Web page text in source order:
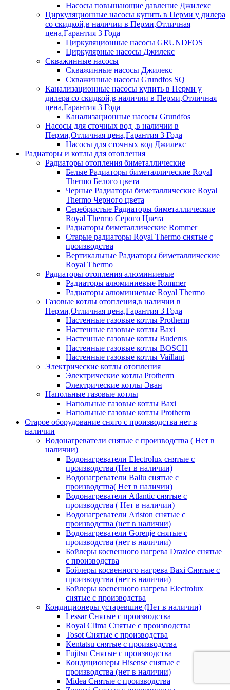
Насосы повышающие давление Джилекс
Циркуляционные насосы купить в Перми у дилера
со скидкой,в наличии в Перми,Отличная
цена,Гарантия 3 Года
Циркуляционные насосы GRUNDFOS
Циркулярные насосы Джилекс
Скважинные насосы
Скважинные насосы Джилекс
Скважинные насосы Grundfos SQ
Канализационные насосы купить в Перми у
дилера со скидкой,в наличии в Перми,Отличная
цена,Гарантия 3 Года
Канализационные насосы Grundfos
Насосы для сточных вод ,в наличии в
Перми,Отличная цена,Гарантия 3 Года
Насосы для сточных вод Джилекс
Радиаторы и котлы для отопления
Радиаторы отопления биметаллические
Белые Радиаторы биметаллические Royal
Thermo Белого цвета
Черные Радиаторы биметаллические Royal
Thermo Черного цвета
Серебристые Радиаторы биметаллические
Royal Thermo Серого Цвета
Радиаторы биметаллические Rommer
Старые радиаторы Royal Thermo снятые с
производства
Вертикальные Радиаторы биметаллические
Royal Thermo
Радиаторы отопления алюминиевые
Радиаторы алюминиевые Rommer
Радиаторы алюминиевые Royal Thermo
Газовые котлы отопления,в наличии в
Перми,Отличная цена,Гарантия 3 Года
Настенные газовые котлы Protherm
Настенные газовые котлы Baxi
Настенные газовые котлы Buderus
Настенные газовые котлы BOSCH
Настенные газовые котлы Vaillant
Электрические котлы отопления
Электрические котлы Protherm
Электрические котлы Эван
Напольные газовые котлы
Напольные газовые котлы Baxi
Напольные газовые котлы Protherm
Старое оборудование снято с производства нет в
наличии
Водонагреватели снятые с производства ( Нет в
наличии)
Водонагреватели Electrolux снятые с
производства (Нет в наличии)
Водонагреватели Ballu снятые с
производства( Нет в наличии)
Водонагреватели Atlantic снятые с
производства ( Нет в наличии)
Водонагреватели Ariston снятые с
производства (нет в наличии)
Водонагреватели Gorenje снятые с
производства (нет в наличии)
Бойлеры косвенного нагрева Drazice снятые
с производства
Бойлеры косвенного нагрева Baxi Снятые с
производства (нет в наличии)
Бойлеры косвенного нагрева Electrolux
снятые с производства
Кондиционеры устаревшие (Нет в наличии)
Lessar Снятые с производства
Royal Clima Снятые с производства
Tosot Снятые с производства
Kentatsu снятые с производства
Fujitsu Снятые с производства
Кондиционеры Hisense снятые с
производства (нет в наличии)
Midea Снятые с производства